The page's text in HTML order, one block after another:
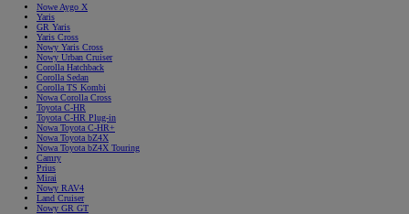
Nowe Aygo X
Yaris
GR Yaris
Yaris Cross
Nowy Yaris Cross
Nowy Urban Cruiser
Corolla Hatchback
Corolla Sedan
Corolla TS Kombi
Nowa Corolla Cross
Toyota C-HR
Toyota C-HR Plug-in
Nowa Toyota C-HR+
Nowa Toyota bZ4X
Nowa Toyota bZ4X Touring
Camry
Prius
Mirai
Nowy RAV4
Land Cruiser
Nowy GR GT